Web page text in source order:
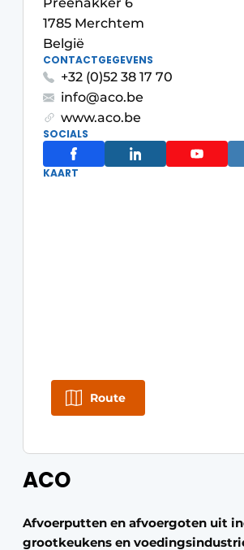
Privacy / Cookie statement
Vacature aanmelden
Vacatures
Video’s
ACO
Afvoerputten en afvoergoten uit
grootkeukens en
1785 Merchtem
België
CONTACTGEGEVENS
+32 (0)52 38 17 70
info@aco.be
www.aco.be
SOCIALS
KAART
Route